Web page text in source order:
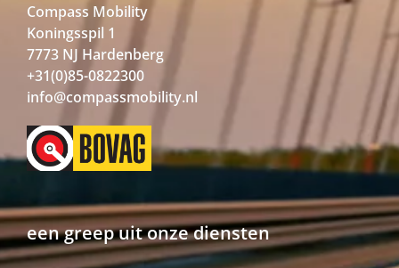
Compass Mobility
Koningsspil 1
7773 NJ Hardenberg
+31(0)85-0822300
info@compassmobility.nl
een greep uit onze diensten